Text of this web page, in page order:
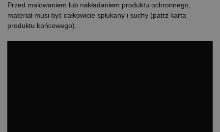
Przed malowaniem lub nakładaniem produktu ochronnego,
materiał musi być całkowicie spłukany i suchy (patrz karta
produktu końcowego).